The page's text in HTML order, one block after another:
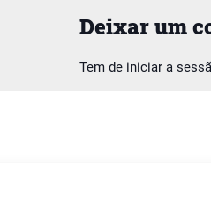
Deixar um
Tem de iniciar a